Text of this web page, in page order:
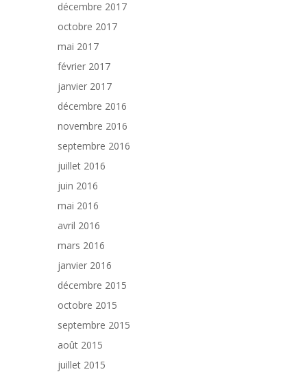
décembre 2017
octobre 2017
mai 2017
février 2017
janvier 2017
décembre 2016
novembre 2016
septembre 2016
juillet 2016
juin 2016
mai 2016
avril 2016
mars 2016
janvier 2016
décembre 2015
octobre 2015
septembre 2015
août 2015
juillet 2015